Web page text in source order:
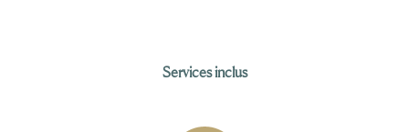
Services inclus